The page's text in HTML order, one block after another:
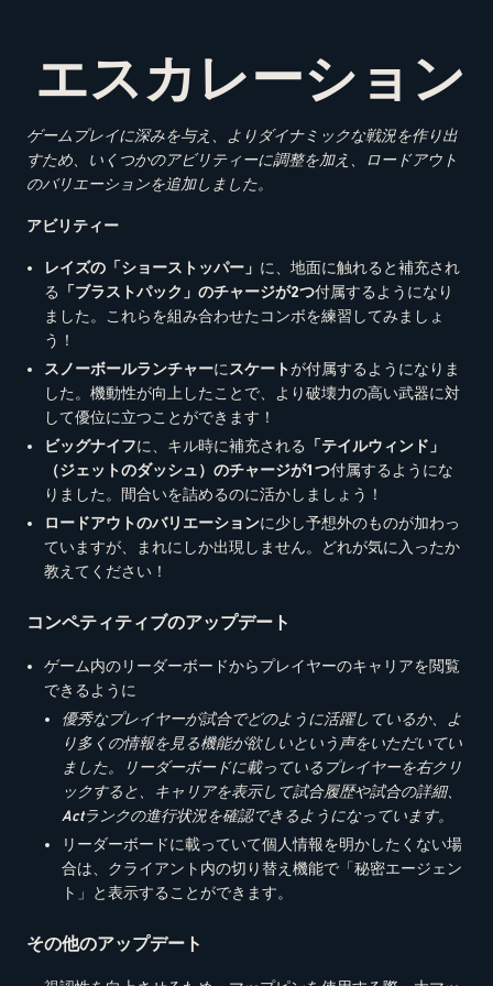
エスカレーション
ゲームプレイに深みを与え、よりダイナミックな戦況を作り出
すため、いくつかのアビリティーに調整を加え、ロードアウト
のバリエーションを追加しました。
アビリティー
レイズの「ショーストッパー」 に、地面に触れると補充され
る
「ブラストパック」のチャージが2つ付属するようになり
ました。これらを組み合わせたコンボを練習してみましょ
う！
スノーボールランチャーに スケートが付属するようになりま
した。機動性が向上したことで、より破壊力の高い武器に対
して優位に立つことができます！
ビッグナイフに、キル時に補充される
「テイルウィンド」
（ジェットのダッシュ）のチャージが1つ付属するようにな
りました。間合いを詰めるのに活かしましょう！
ロードアウトのバリエーションに少し予想外のものが加わっ
ていますが、まれにしか出現しません。どれが気に入ったか
教えてください！
コンペティティブのアップデート
ゲーム内のリーダーボードからプレイヤーのキャリアを閲覧
できるように
優秀なプレイヤーが試合でどのように活躍しているか、よ
り多くの情報を見る機能が欲しいという声をいただいてい
ました。リーダーボードに載っているプレイヤーを右クリ
ックすると、キャリアを表示して試合履歴や試合の詳細、
Actランクの進行状況を確認できるようになっています。
リーダーボードに載っていて個人情報を明かしたくない場
合は、クライアント内の切り替え機能で「秘密エージェン
ト」と表示することができます。
その他のアップデート